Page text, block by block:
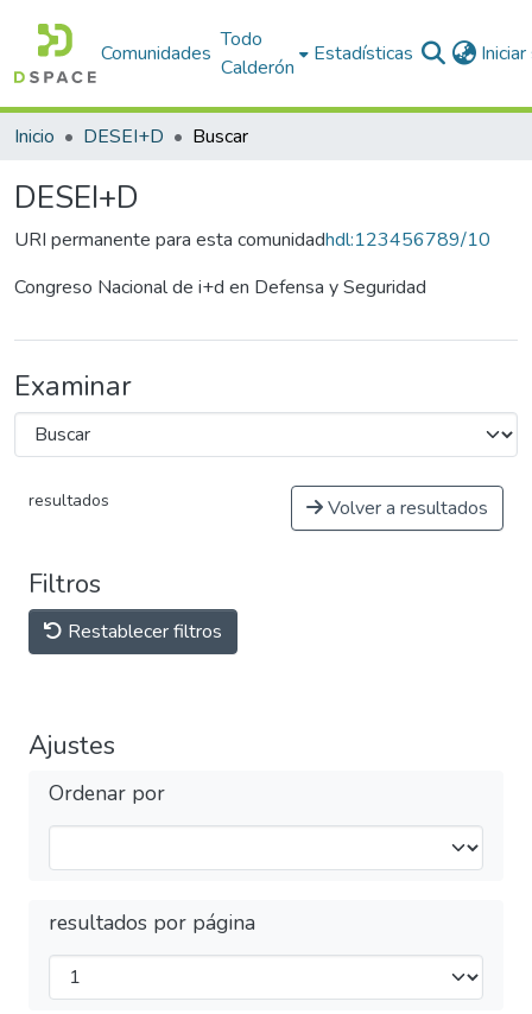
Comunidades
Todo
Calderón
Estadísticas
Inicio DESEI+D Buscar
DESEI+D
URI permanente para esta comunidadhdl:123456789/10
Congreso Nacional de i+d en Defensa y Seguridad
Examinar
resultados Volver a resultados
Filtros
Restablecer filtros
Ajustes
Ordenar por
resultados por página